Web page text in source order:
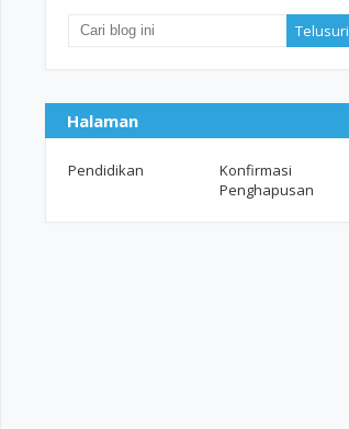
Halaman
Pendidikan
Konfirmasi
Penghapusan